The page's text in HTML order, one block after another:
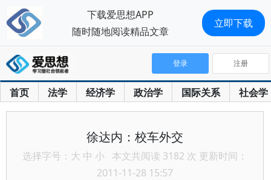
首页 法学 经济学 政治学 国际关系 社会学
登录 注册
徐达内：校车外交
选择字号： 大 中 小 本文共阅读 3182 次 更新时间：
2011-11-28 15:57
下载爱思想APP
随时随地阅读精品文章
立即下载